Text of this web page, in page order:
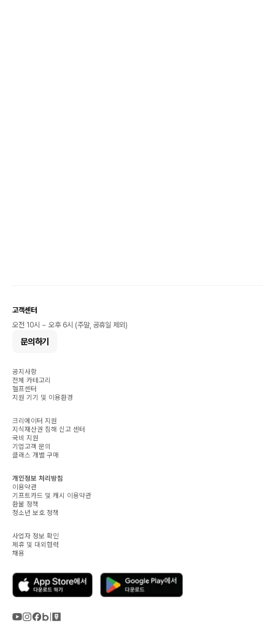
고객센터
오전 10시 ~ 오후 6시 (주말, 공휴일 제외)
문의하기
공지사항
전체 카테고리
헬프센터
지원 기기 및 이용환경
크리에이터 지원
지식재산권 침해 신고 센터
국비 지원
기업고객 문의
클래스 개별 구매
개인정보 처리방침
이용약관
기프트카드 및 캐시 이용약관
환불 정책
청소년 보호 정책
사업자 정보 확인
제휴 및 대외협력
채용